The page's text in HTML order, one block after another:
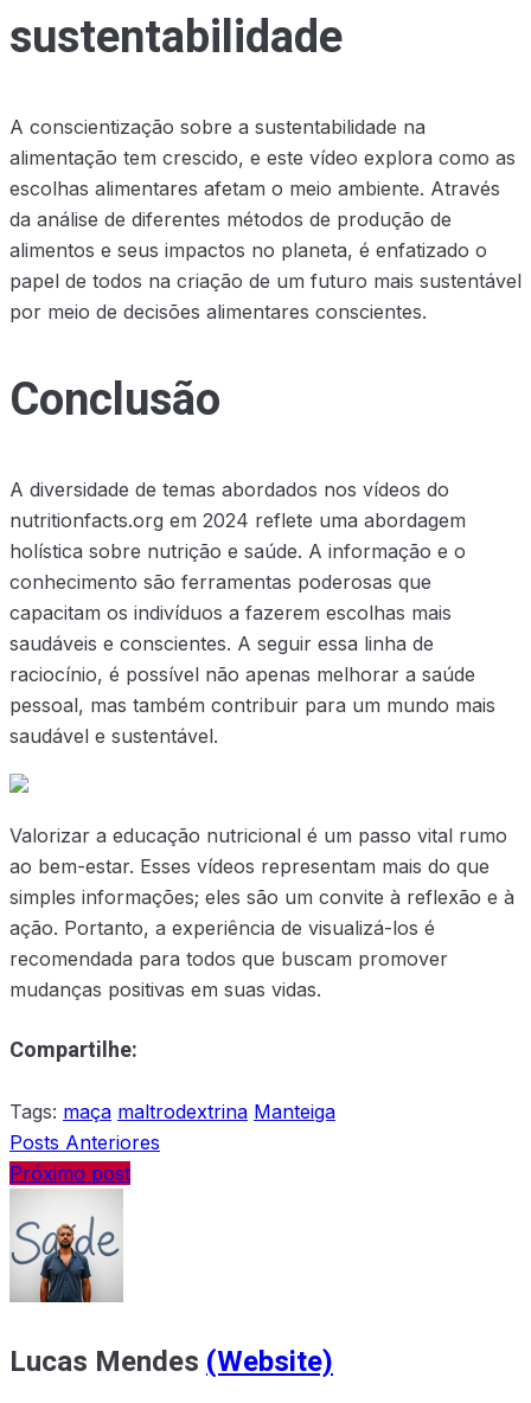
sustentabilidade
A conscientização sobre a sustentabilidade na
alimentação tem crescido, e este vídeo explora como as
escolhas alimentares afetam o meio ambiente. Através
da análise de diferentes métodos de produção de
alimentos e seus impactos no planeta, é enfatizado o
papel de todos na criação de um futuro mais sustentável
por meio de decisões alimentares conscientes.
Conclusão
A diversidade de temas abordados nos vídeos do
nutritionfacts.org em 2024 reflete uma abordagem
holística sobre nutrição e saúde. A informação e o
conhecimento são ferramentas poderosas que
capacitam os indivíduos a fazerem escolhas mais
saudáveis e conscientes. A seguir essa linha de
raciocínio, é possível não apenas melhorar a saúde
pessoal, mas também contribuir para um mundo mais
saudável e sustentável.
Valorizar a educação nutricional é um passo vital rumo
ao bem-estar. Esses vídeos representam mais do que
simples informações; eles são um convite à reflexão e à
ação. Portanto, a experiência de visualizá-los é
recomendada para todos que buscam promover
mudanças positivas em suas vidas.
Compartilhe:
Tags: maça maltrodextrina Manteiga
Posts Anteriores
Próximo post
Lucas Mendes (Website)